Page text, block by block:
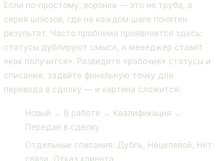
Если по-простому, воронка — это не труба, а
серия шлюзов, где на каждом шаге понятен
результат. Часто проблема проявляется здесь:
статусы дублируют смысл, и менеджер ставит
«как получится». Разведите «рабочие» статусы и
списания, задайте финальную точку для
перевода в сделку — и картина сложится.
Новый → В работе → Квалификация →
Передан в сделку
Отдельные списания: Дубль, Нецелевой, Нет